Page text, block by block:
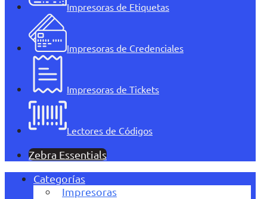
Impresoras de Etiquetas
Impresoras de Credenciales
Impresoras de Tickets
Lectores de Códigos
Zebra Essentials
Categorías
Impresoras